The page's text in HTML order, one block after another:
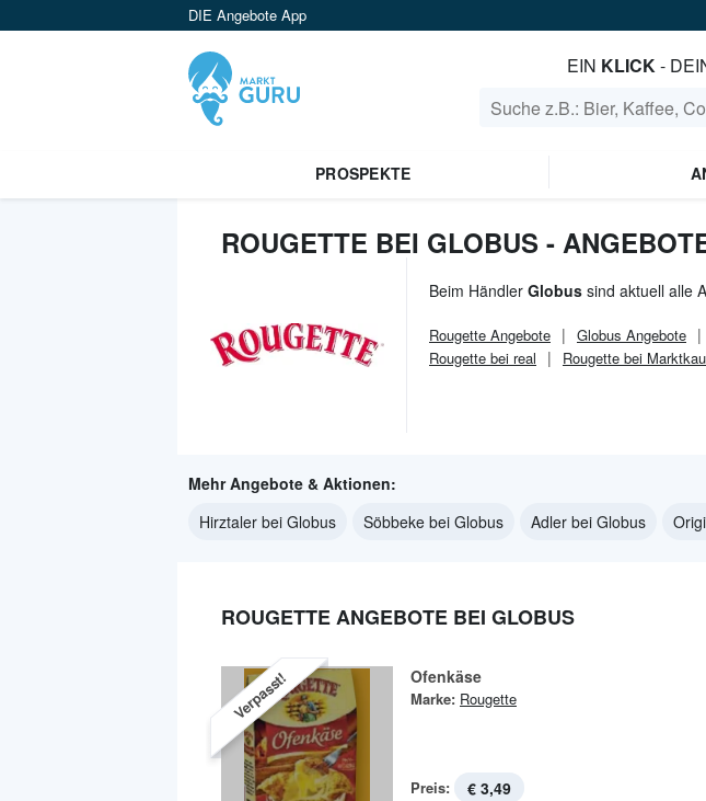
DIE Angebote App
EIN KLICK-
PROSPEKTE
ROUGETTE BEI GLOBUS -
Beim Händler Globus sind aktuell alle
Rougette Angebote Globus Angebote
Rougette bei real
Rougette bei
Mehr Angebote & Aktionen:
Hirztaler bei Globus
Söbbeke bei Globus Adler bei Globus
ROUGETTE ANGEBOTE BEI GLOBUS
Verpasst! Ofenkäse
Marke: Rougette
Preis: € 3,49